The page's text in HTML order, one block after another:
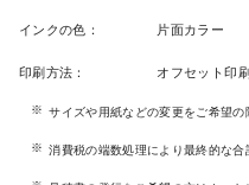
インクの色： 片面カラー
印刷方法： オフセット印刷
サイズや用紙などの変更をご希望の
消費税の端数処理により最終的な合